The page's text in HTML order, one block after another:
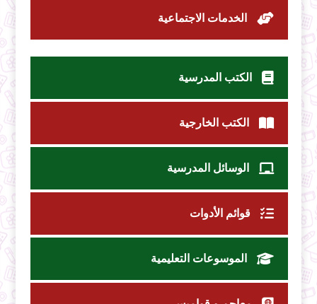
الخدمات الاجتماعية
الكتب المدرسية
الكتب الخارجية
الوسائل المدرسية
قوائم الأدوات
الموسوعات التعليمية